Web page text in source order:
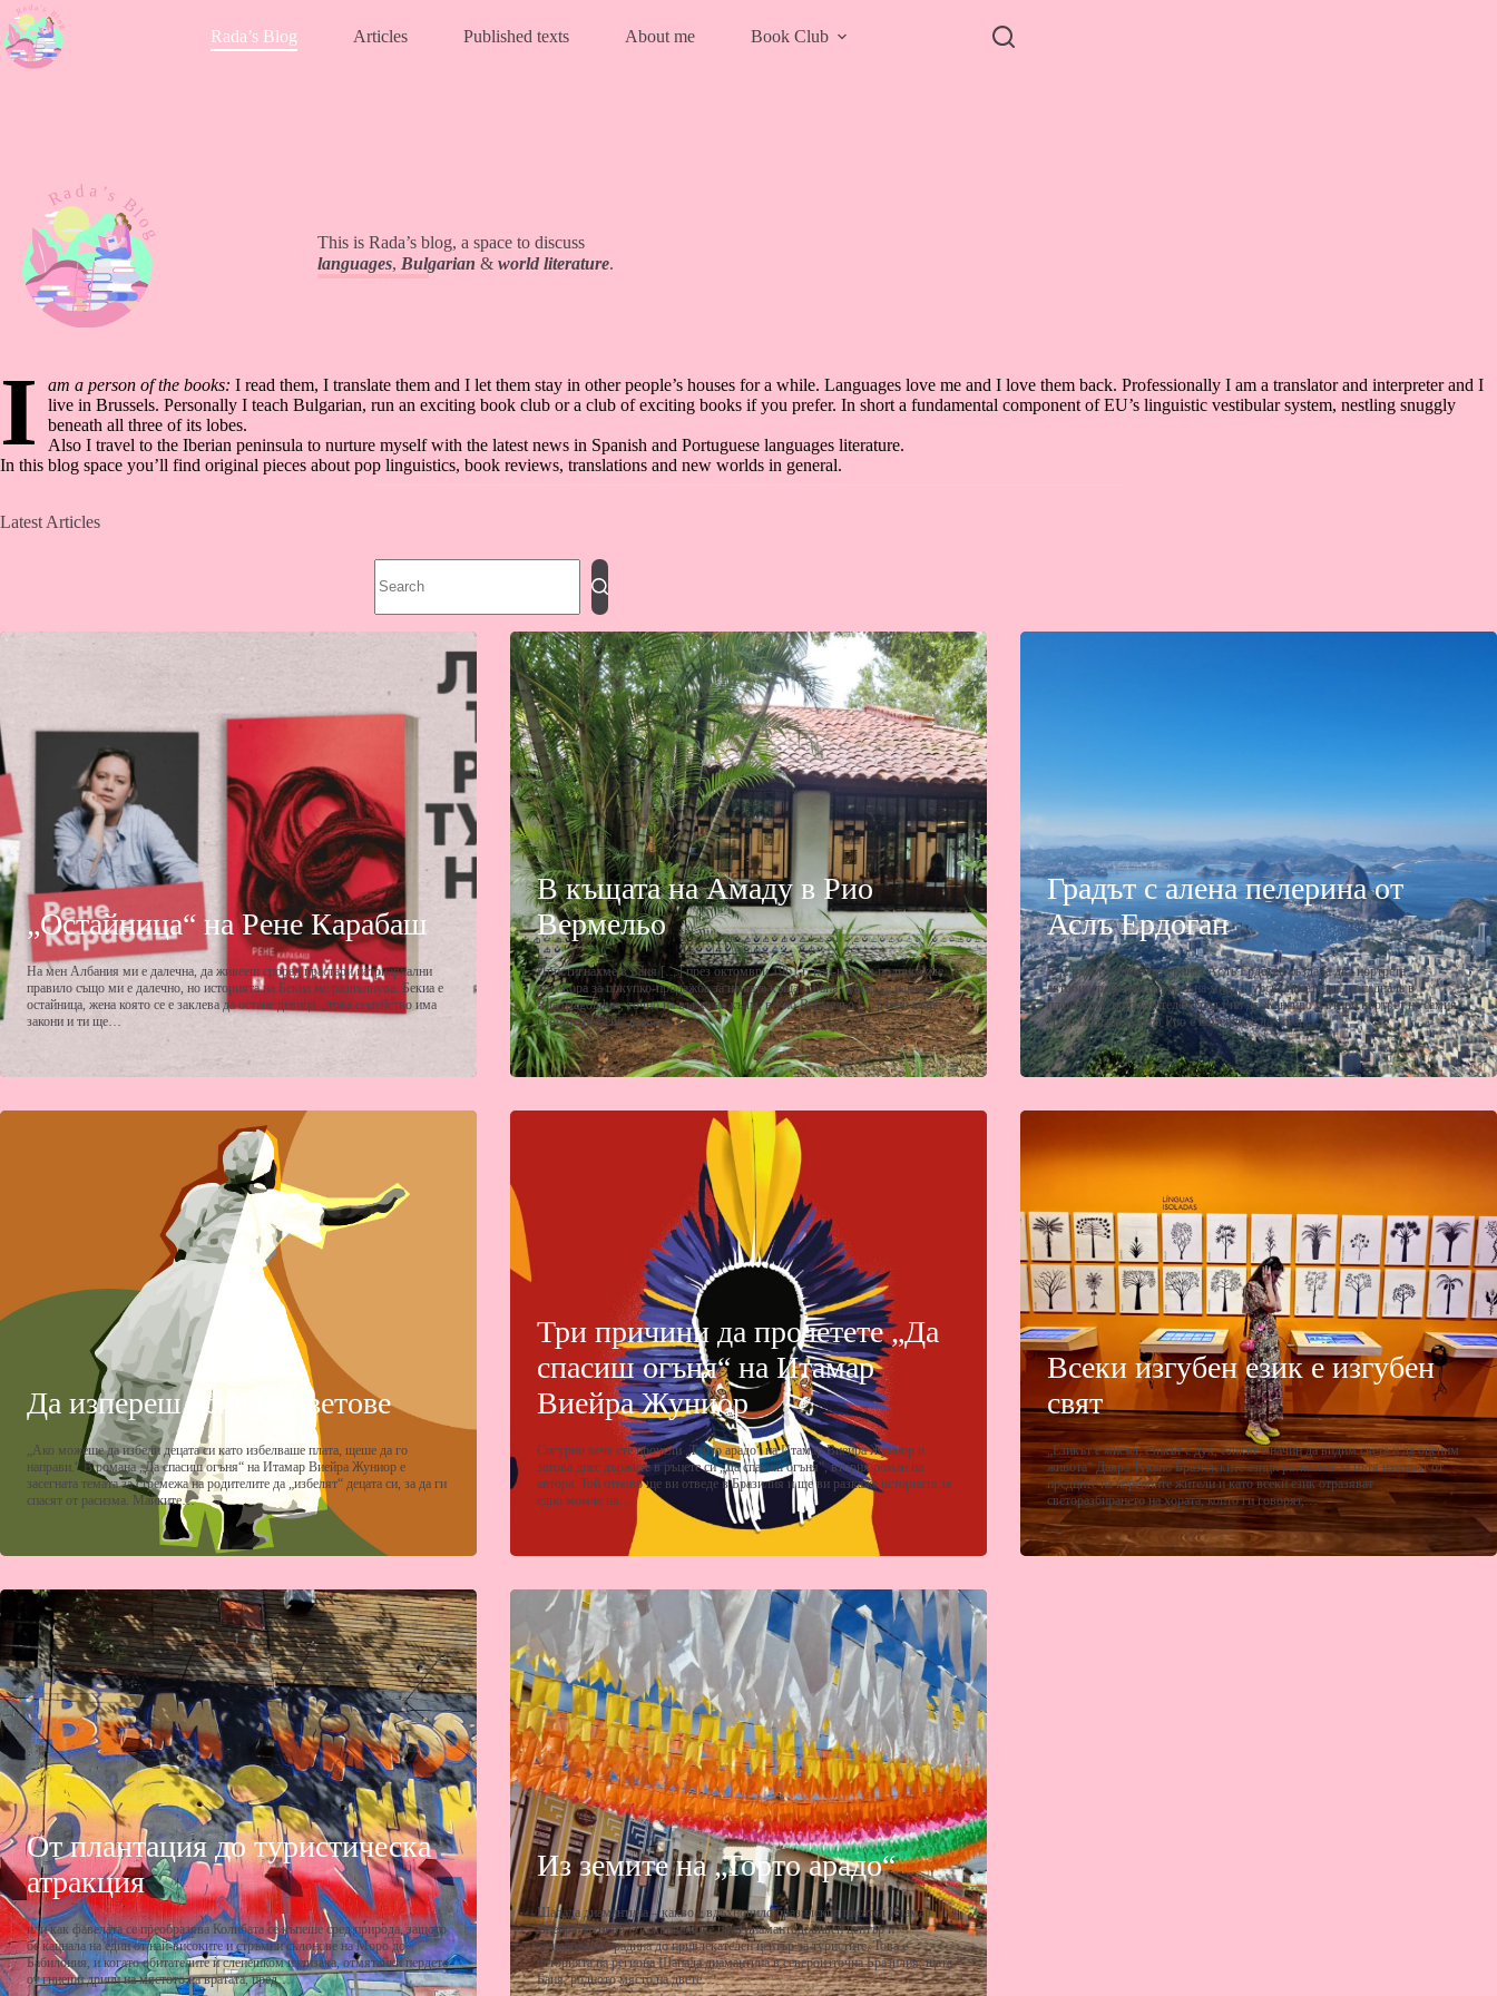
Skip
to
content
Rada’s Blog Articles Published texts About me Book Club
This is Rada’s blog, a space to discuss
languages, Bulgarian & world literature.
I am a person of the books: I read them, I translate them and I let them stay in other people’s houses for a while. Languages love me and I love them back. Professionally I am a translator and interpreter and I
live in Brussels. Personally I teach Bulgarian, run an exciting book club or a club of exciting books if you prefer. In short a fundamental component of EU’s linguistic vestibular system, nestling snuggly
beneath all three of its lobes.
Also I travel to the Iberian peninsula to nurture myself with the latest news in Spanish and Portuguese languages literature.
In this blog space you’ll find original pieces about pop linguistics, book reviews, translations and new worlds in general.
Latest Articles
„Остайница“ на Рене Карабаш
На мен Албания ми е далечна, да живееш според прастари патриархални
правило също ми е далечно, но историята на Бекиа ме развълнува. Бекиа е
остайница, жена която се е заклева да остане девица. „това семейство има
закони и ти ще…
В къщата на Амаду в Рио
Вермельо
Пристигнахме в Баия […] през октомври 1961 г. най-накрая подписахме
договора за покупко-продажба за нашата къща в Баия, която се намира на
Rua Alagoinhas, точно на върха на хълм, в Рио Вермельо […] Тази къща
изобщо не беше къщата, за…
Градът с алена пелерина от
Аслъ Ердоган
В „Градът с алена пелерина“ Аслъ Ердоган създава два портрета –
автобиографичен портрет на млада турска писателка, попаднала в
плашещия, но пленителен град Рио де Жанейро и втори портрет на самия
град. Йозгюр идва в Рио с намерение да остане…
Да изпереш всички цветове
„Ако можеше да избели децата си като избелваше плата, щеше да го
направи.“ В романа „Да спасиш огъня“ на Итамар Виейра Жуниор е
засегната темата за стремежа на родителите да „избелят“ децата си, за да ги
спасят от расизма. Майките…
Три причини да прочетете „Да
спасиш огъня“ на Итамар
Виейра Жуниор
Сигурно вече сте прочели „Торто арадо“ на Итамар Виейра Жуниор и
затова днес държите в ръцете си „Да спасиш огъня“, втория роман на
автора. Той отново ще ви отведе в Бразилия и ще ви разкаже историята за
едно момче на…
Всеки изгубен език е изгубен
свят
„Езикът е мисъл, езикът е дух, езикът е начин да видим света и да оценим
живота“ Даяра Тукано Бразилските езици разказват за пътя изминат от
предците на коренните жители и като всеки език отразяват
светоразбирането на хората, които ги говорят,…
От плантация до туристическа
атракция
или как фавелата се преобразява Колибата се къпеше сред природа, защото
бе кацнала на един от най-високите и стръмни склонове на Моро до
Бабилония, и когато обитателите ѝ слепешком излизаха, отмятайки пердето
от гниещи дрипи на мястото на вратата, пред…
Из земите на „Торто арадо“
Шапада диамантина – какво е вдъхновило бразилския писател Итамар
Виейра Жуниор От скривалище през диамантодобивен център и
зеленчукова градина до привлекателен център за туристите. Това е
историята на региона Шапада диамантина в североизточна Бразилия, щата
Баия, родното място на двете…